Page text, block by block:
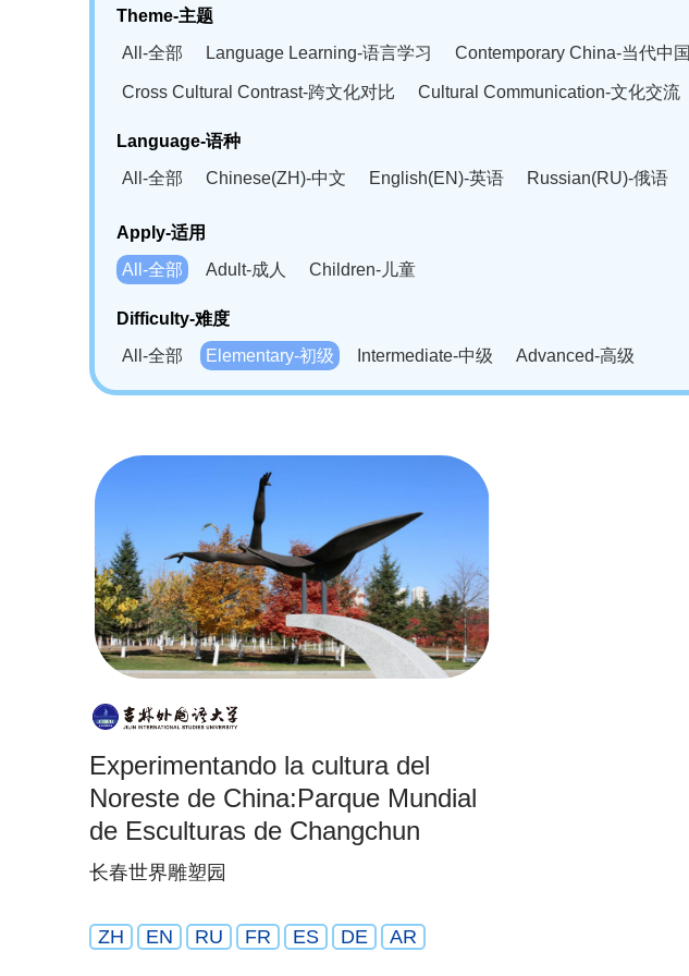
Theme-主题
All-全部
Language Learning-语言学习 Contemporary China-当代中国
Cross Cultural Contrast-跨文化对比 Cultural Communication-文化交流
Language-语种
All-全部
Chinese(ZH)-中文 English(EN)-英语 Russian(RU)-俄语
Bahasa Melayu(MS)-马来语
Swahili(SW)-斯瓦西里语
Kampuchea(KH)-柬埔寨语
Apply-适用
All-全部
Adult-成人 Children-儿童
Difficulty-难度
All-全部
Elementary-初级 Intermediate-中级 Advanced-高级
Experimentando la cultura del
Noreste de China:Parque Mundial
de Esculturas de Changchun
长春世界雕塑园
ZH EN RU FR ES DE AR